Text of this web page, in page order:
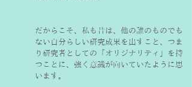
だからこそ、私も昔は、他の誰のものでも
ない自分らしい研究成果を出すこと、つま
り研究者としての「オリジナリティ」を持
つことに、強く意識が向いていたように思
います。